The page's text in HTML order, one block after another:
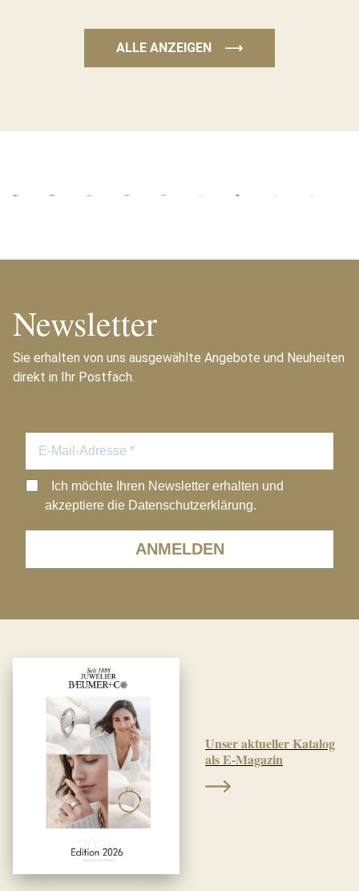
ALLE ANZEIGEN ⟶
Newsletter
Sie erhalten von uns ausgewählte Angebote und Neuheiten
direkt in Ihr Postfach.
ANMELDEN
Ich möchte Ihren Newsletter erhalten und
akzeptiere die Datenschutzerklärung.
Unser aktueller Katalog
als E-Magazin